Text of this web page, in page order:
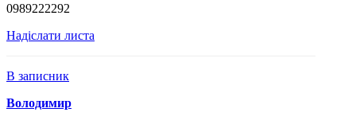
0989222292
Надіслати листа
В записник
Володимир